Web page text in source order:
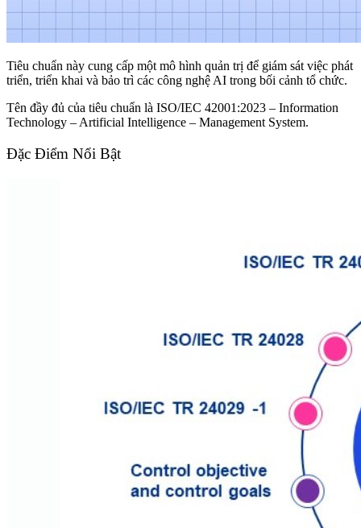
Tiêu chuẩn này cung cấp một mô hình quản trị để giám sát việc phát
triển, triển khai và bảo trì các công nghệ AI trong bối cảnh tổ chức.
Tên đầy đủ của tiêu chuẩn là ISO/IEC 42001:2023 – Information
Technology – Artificial Intelligence – Management System.
Đặc Điểm Nổi Bật